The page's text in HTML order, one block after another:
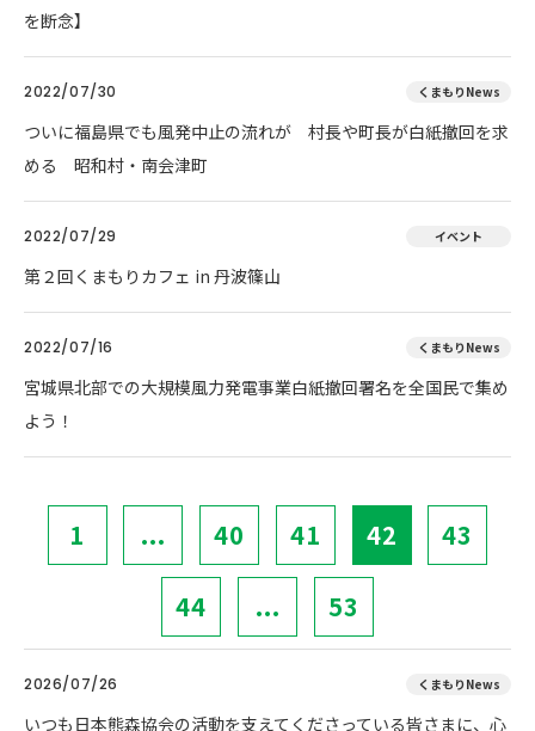
を断念】
2022/07/30 くまもりNews
ついに福島県でも風発中止の流れが 村長や町長が白紙撤回を求
める 昭和村・南会津町
2022/07/29 イベント
第２回くまもりカフェ in 丹波篠山
2022/07/16 くまもりNews
宮城県北部での大規模風力発電事業白紙撤回署名を全国民で集め
よう！
1 ... 40 41 42 43
44 ... 53
2026/07/26 くまもりNews
いつも日本熊森協会の活動を支えてくださっている皆さまに、心